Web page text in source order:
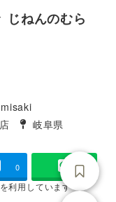
じねんのむら
misaki
タグ
岐阜県
0
利用しています